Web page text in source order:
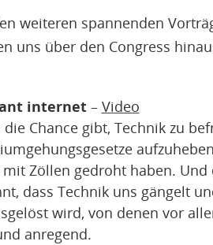
weiteren spannenden
uns über den Congress
internet– Video
Chance gibt, Technik zu
Zöllen gedroht haben. Und
dass Technik uns gängelt
wird, von denen vor
anregend.